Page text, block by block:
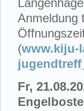
Anmeldung
(www.kiju-
Fr,